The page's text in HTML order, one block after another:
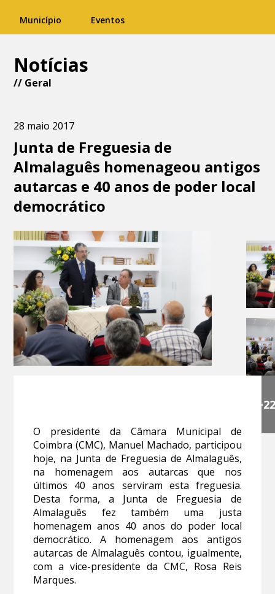
Município Eventos
Notícias
// Geral
28 maio 2017
Junta de Freguesia de
Almalaguês homenageou antigos
autarcas e 40 anos de poder local
democrático
+22
O presidente da Câmara Municipal de
Coimbra (CMC), Manuel Machado, participou
hoje, na Junta de Freguesia de Almalaguês,
na homenagem aos autarcas que nos
últimos 40 anos serviram esta freguesia.
Desta forma, a Junta de Freguesia de
Almalaguês fez também uma justa
homenagem anos 40 anos do poder local
democrático. A homenagem aos antigos
autarcas de Almalaguês contou, igualmente,
com a vice-presidente da CMC, Rosa Reis
Marques.